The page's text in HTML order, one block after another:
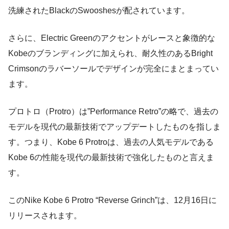
洗練されたBlackのSwooshesが配されています。
さらに、Electric Greenのアクセントがレースと象徴的な
Kobeのブランディングに加えられ、耐久性のあるBright
Crimsonのラバーソールでデザインが完全にまとまってい
ます。
プロトロ（Protro）は”Performance Retro”の略で、過去の
モデルを現代の最新技術でアップデートしたものを指しま
す。つまり、Kobe 6 Protroは、過去の人気モデルである
Kobe 6の性能を現代の最新技術で強化したものと言えま
す。
このNike Kobe 6 Protro “Reverse Grinch”は、12月16日に
リリースされます。